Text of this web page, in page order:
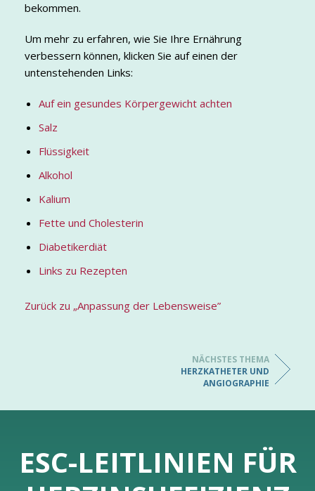
bekommen.
Um mehr zu erfahren, wie Sie Ihre Ernährung
verbessern können, klicken Sie auf einen der
untenstehenden Links:
Auf ein gesundes Körpergewicht achten
Salz
Flüssigkeit
Alkohol
Kalium
Fette und Cholesterin
Diabetikerdiät
Links zu Rezepten
Zurück zu „Anpassung der Lebensweise”
NÄCHSTES THEMA
HERZKATHETER UND
ANGIOGRAPHIE
ESC-LEITLINIEN FÜR